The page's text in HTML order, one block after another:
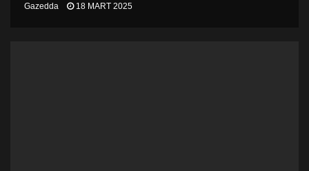
Gazedda 18 MART 2025